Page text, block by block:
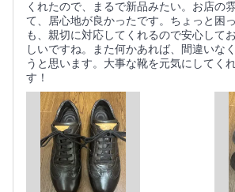
くれたので、まるで新品みたい。お店の
て、居心地が良かったです。ちょっと困
も、親切に対応してくれるので安心して
しいですね。また何かあれば、間違いな
うと思います。大事な靴を元気にしてく
す！